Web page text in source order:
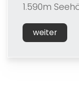
1.590m
weiter